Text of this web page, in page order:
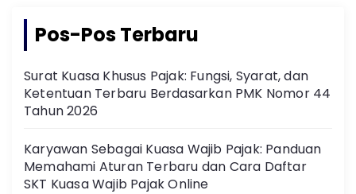
Pos-Pos Terbaru
Surat Kuasa Khusus Pajak: Fungsi, Syarat, dan
Ketentuan Terbaru Berdasarkan PMK Nomor 44
Tahun 2026
Karyawan Sebagai Kuasa Wajib Pajak: Panduan
Memahami Aturan Terbaru dan Cara Daftar
SKT Kuasa Wajib Pajak Online